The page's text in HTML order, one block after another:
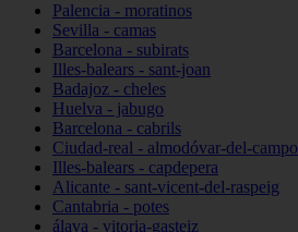
Palencia - moratinos
Sevilla - camas
Barcelona - subirats
Illes-balears - sant-joan
Badajoz - cheles
Huelva - jabugo
Barcelona - cabrils
Ciudad-real - almodóvar-del-campo
Illes-balears - capdepera
Alicante - sant-vicent-del-raspeig
Cantabria - potes
álava - vitoria-gasteiz